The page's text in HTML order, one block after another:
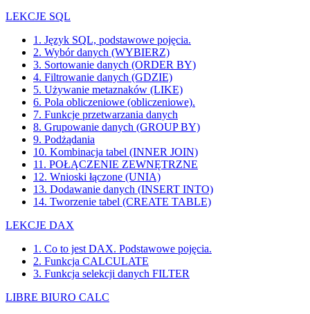
LEKCJE SQL
1. Język SQL, podstawowe pojęcia.
2. Wybór danych (WYBIERZ)
3. Sortowanie danych (ORDER BY)
4. Filtrowanie danych (GDZIE)
5. Używanie metaznaków (LIKE)
6. Pola obliczeniowe (obliczeniowe).
7. Funkcje przetwarzania danych
8. Grupowanie danych (GROUP BY)
9. Podżądania
10. Kombinacja tabel (INNER JOIN)
11. POŁĄCZENIE ZEWNĘTRZNE
12. Wnioski łączone (UNIA)
13. Dodawanie danych (INSERT INTO)
14. Tworzenie tabel (CREATE TABLE)
LEKCJE DAX
1. Co to jest DAX. Podstawowe pojęcia.
2. Funkcja CALCULATE
3. Funkcja selekcji danych FILTER
LIBRE BIURO CALC